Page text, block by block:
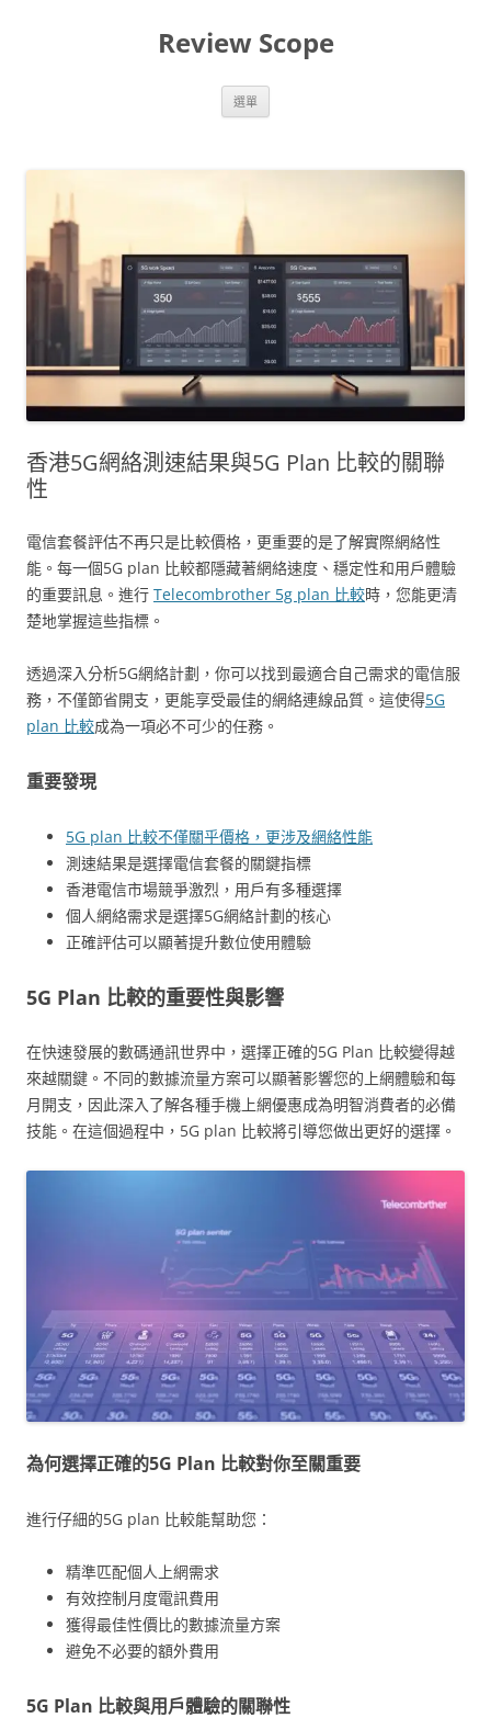
Review Scope
選單
香港5G網絡測速結果與5G Plan 比較的關聯
性
電信套餐評估不再只是比較價格，更重要的是了解實際網絡性
能。每一個5G plan 比較都隱藏著網絡速度、穩定性和用戶體驗
的重要訊息。進行 Telecombrother 5g plan 比較時，您能更清
楚地掌握這些指標。
透過深入分析5G網絡計劃，你可以找到最適合自己需求的電信服
務，不僅節省開支，更能享受最佳的網絡連線品質。這使得5G
plan 比較成為一項必不可少的任務。
重要發現
5G plan 比較不僅關乎價格，更涉及網絡性能
測速結果是選擇電信套餐的關鍵指標
香港電信市場競爭激烈，用戶有多種選擇
個人網絡需求是選擇5G網絡計劃的核心
正確評估可以顯著提升數位使用體驗
5G Plan 比較的重要性與影響
在快速發展的數碼通訊世界中，選擇正確的5G Plan 比較變得越
來越關鍵。不同的數據流量方案可以顯著影響您的上網體驗和每
月開支，因此深入了解各種手機上網優惠成為明智消費者的必備
技能。在這個過程中，5G plan 比較將引導您做出更好的選擇。
為何選擇正確的5G Plan 比較對你至關重要
進行仔細的5G plan 比較能幫助您：
精準匹配個人上網需求
有效控制月度電訊費用
獲得最佳性價比的數據流量方案
避免不必要的額外費用
5G Plan 比較與用戶體驗的關聯性